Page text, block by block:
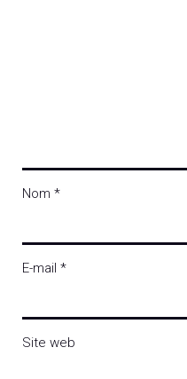
Nom *
E-mail *
Site web